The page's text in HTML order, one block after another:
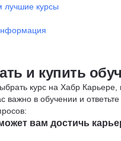
лучшие курсы
и купить
курс на Хабр Карьере,
важно в обучении и
вам достичь